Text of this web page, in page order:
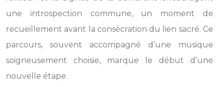
une introspection commune, un moment de
recueillement avant la consécration du lien sacré. Ce
parcours, souvent accompagné d’une musique
soigneusement choisie, marque le début d’une
nouvelle étape.